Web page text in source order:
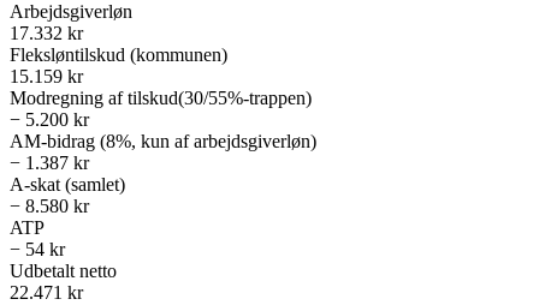
Arbejdsgiverløn
17.332 kr
Fleksløntilskud (kommunen)
15.159 kr
Modregning af tilskud(30/55%-trappen)
− 5.200 kr
AM-bidrag (8%, kun af arbejdsgiverløn)
− 1.387 kr
A-skat (samlet)
− 8.580 kr
ATP
− 54 kr
Udbetalt netto
22.471 kr